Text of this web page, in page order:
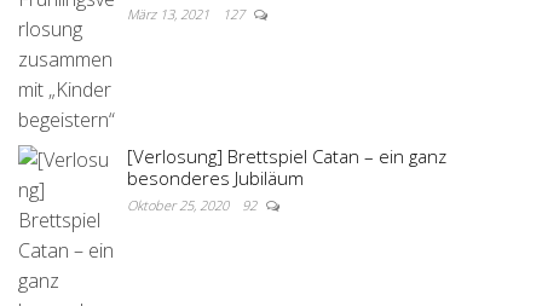
März 13, 2021 127
[Verlosung] Brettspiel Catan – ein ganz
besonderes Jubiläum
Oktober 25, 2020 92